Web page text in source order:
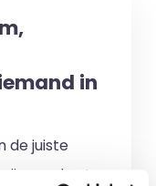
in
de juiste
geen kosten.